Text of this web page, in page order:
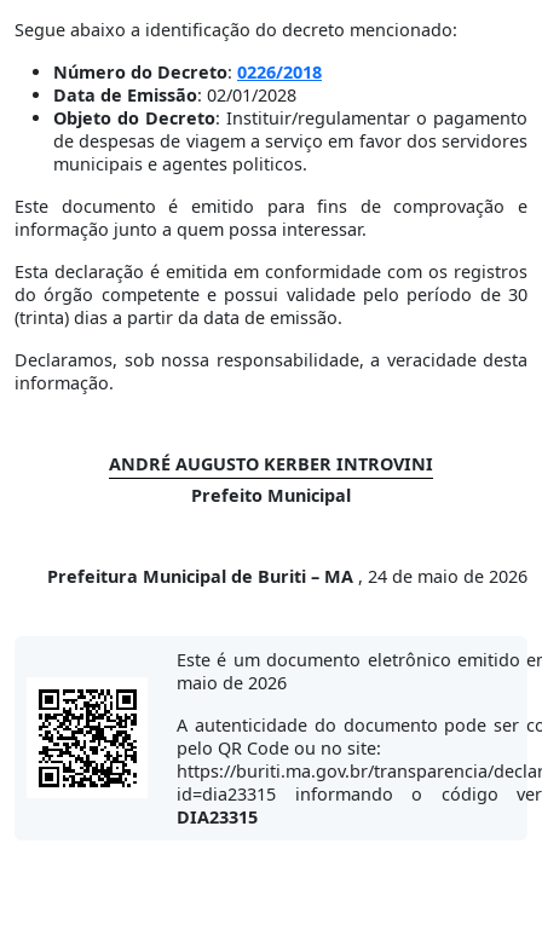
Segue abaixo a identificação do decreto mencionado:
Número do Decreto: 0226/2018
Data de Emissão: 02/01/2028
Objeto do Decreto: Instituir/regulamentar o pagamento
de despesas de viagem a serviço em favor dos servidores
municipais e agentes politicos.
Este documento é emitido para fins de comprovação e
informação junto a quem possa interessar.
Esta declaração é emitida em conformidade com os registros
do órgão competente e possui validade pelo período de 30
(trinta) dias a partir da data de emissão.
Declaramos, sob nossa responsabilidade, a veracidade desta
informação.
ANDRÉ AUGUSTO KERBER INTROVINI
Prefeito Municipal
Prefeitura Municipal de Buriti – MA , 24 de maio de 2026
Este é um documento eletrônico emitido
maio de 2026
A autenticidade do documento pode ser
pelo QR Code ou no site:
https://buriti.ma.gov.br/transparencia/
id=dia23315 informando o código
DIA23315